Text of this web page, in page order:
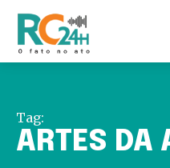
Tag:
ARTES DA